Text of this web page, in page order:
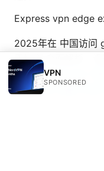
Express vpn edge
2025年在 中国访问
用技巧 全面解析、设
Norton vpnとは？初
能・料金から使い方ま
VPN
SPONSORED